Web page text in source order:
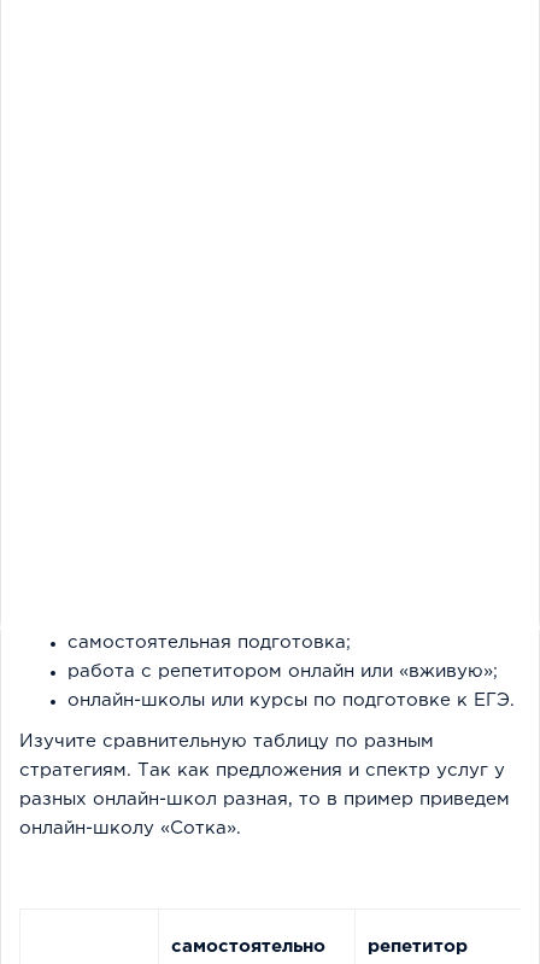
самостоятельная подготовка;
работа с репетитором онлайн или «вживую»;
онлайн-школы или курсы по подготовке к ЕГЭ.
Изучите сравнительную таблицу по разным
стратегиям. Так как предложения и спектр услуг у
разных онлайн-школ разная, то в пример приведем
онлайн-школу «Сотка».
самостоятельно репетитор